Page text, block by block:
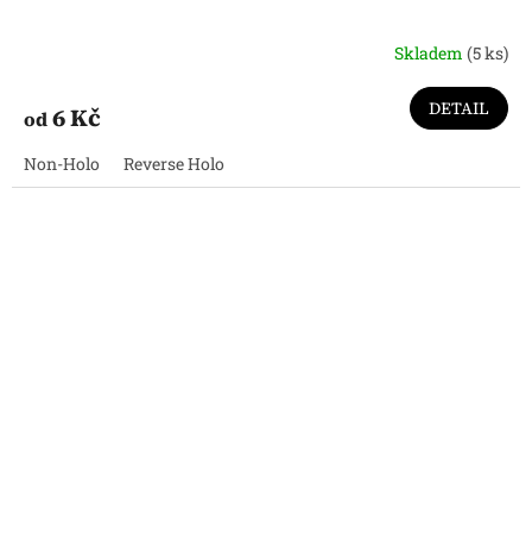
Skladem (5 ks)
od6 Kč DETAIL
Non-Holo Reverse Holo